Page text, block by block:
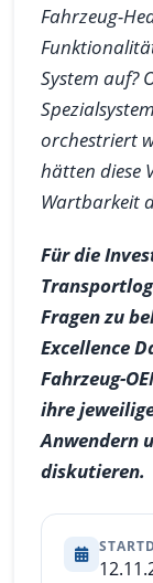
Fahrzeug-
System auf?
orchestriert
hätten diese
Wartbarkeit
Für die
Fragen zu
Excellence
Fahrzeug-
ihre
Anwendern
diskutieren.